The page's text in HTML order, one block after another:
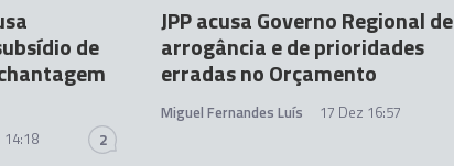
de
14:18 2
JPP acusa Governo Regional de
arrogância e de prioridades
erradas no Orçamento
Miguel Fernandes Luís 17 Dez 16:57